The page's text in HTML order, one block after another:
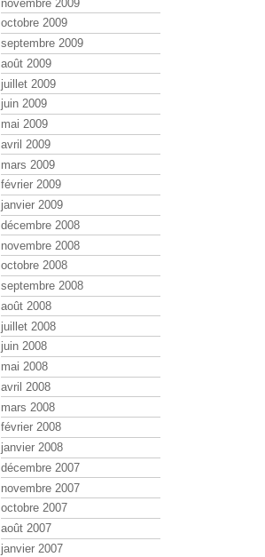
novembre 2009
octobre 2009
septembre 2009
août 2009
juillet 2009
juin 2009
mai 2009
avril 2009
mars 2009
février 2009
janvier 2009
décembre 2008
novembre 2008
octobre 2008
septembre 2008
août 2008
juillet 2008
juin 2008
mai 2008
avril 2008
mars 2008
février 2008
janvier 2008
décembre 2007
novembre 2007
octobre 2007
août 2007
janvier 2007